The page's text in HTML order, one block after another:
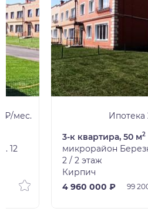
₽/мес.
12
Ипотека
3-к квартира, 50 м2
микрорайон
2 / 2 этаж
Кирпич
4 960 000 ₽
99